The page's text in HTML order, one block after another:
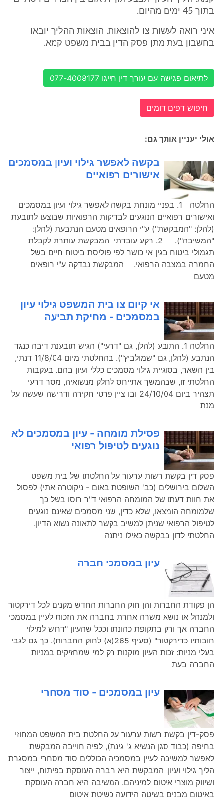
בתוך 45 ימים מהיום.
איני רואה לעשות צו להוצאות. הוצאות ההליך יובאו
בחשבון בעת מתן פסק הדין בבית משפט קמא.
לתיאום פגישה עם עורך דין חייגו 077-4008177
חיפוש דפים דומים
אולי יעניין אותך גם:
בקשה לאפשר גילוי ועיון במסמכים
אישורים רפואיים
החלטה 1. בפניי מונחת בקשה לאפשר גילוי ועיון במסמכים
ואישורים רפואיים הנוגעים לבדיקות הרפואיות שבוצעו לתובעת
(להלן: "המבקשת") ע"י הרופאים מטעם הנתבעת (להלן:
"המשיבה"). 2. רקע עובדתי המבקשת עותרת לקבלת
תגמולי ביטוח בגין אי כושר לפי פוליסת ביטוח חיים בשל
החמרה במצבה הרפואי. המבקשת נבדקה ע"י רופאים
מטעם
אי קיום צו בית המשפט גילוי עיון
במסמכים - מחיקת תביעה
החלטה 1. התובע (להלן, גם "דרעי") הגיש תובענת דיבה כנגד
הנתבע (להלן, גם "שמולביץ"). בהחלטתי מיום 11/8/04 דנתי,
בין השאר, בסוגיית גילוי מסמכים כללי ועיון בהם. בעקבות
החלטתי זו, שבהמשך אתייחס לחלק מנשואיה, מסר דרעי
תצהיר ביום 24/10/04 ובו ציין פרטי חקירה ודרישה שעשה על
מנת
פסילת מומחה - עיון במסמכים לא
נוגעים לטיפול רפואי
פסק דין בקשת רשות ערעור על החלטתו של בית משפט
השלום בירושלים (כב' השופטת באום - ניקוטרה אתי) לפסול
את חוות דעתו של המומחה הרפואי ד"ר רוסו בשל כך
שלמומחה הומצאו, שלא כדין, שני מסמכים שאינם נוגעים
לטיפול הרפואי שניתן למשיב בקשר לתאונה נשוא הדיון.
החלטתי לדון בבקשה כאילו ניתנה
עיון במסמכי חברה
הן פקודת החברות והן חוק החברות החדש מקנים לכל דירקטור
ולמנהל או נושא משרה אחרת בחברה את הזכות לעיין במסמכי
החברה אך ורק בתקופת כהונתו וככל שהעיון "דרוש למילוי
חובותיו כדירקטור" (סעיף 265(א) לחוק החברות). כך גם לגבי
בעלי מניות: זכות העיון מוקנות רק למי שמחזיקים במניות
החברה בעת
עיון במסמכים - סוד מסחרי
פסק-דין בקשת רשות ערעור על החלטת בית המשפט המחוזי
בחיפה (כבוד סגן הנשיא ג' גינת), לפיה חוייבה המבקשת
לאפשר למשיבה לעיין במסמכיה הכוללים סוד מסחרי במסגרת
הליך גילוי ועיון. המבקשת היא חברה העוסקת בפיתוח, ייצור
ושיווק מוצרי איטום למיניהם. המשיבה היא חברה העוסקת
באיטום מבנים בשיטה הידועה כשיטת איטום